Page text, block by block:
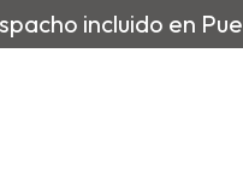
incluido en